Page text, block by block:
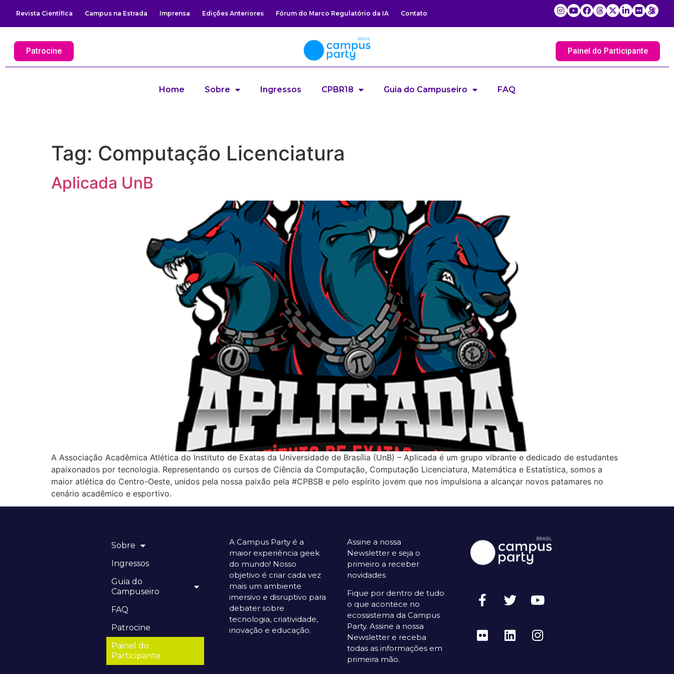
Revista Científica Campus na Estrada Imprensa Edições Anteriores Fórum do Marco Regulatório da IA Contato
Patrocine Painel do Participante
Home Sobre Ingressos CPBR18 Guia do Campuseiro FAQ
Tag: Computação Licenciatura
Aplicada UnB
A Associação Acadêmica Atlética do Instituto de Exatas da Universidade de Brasília (UnB) – Aplicada é um grupo vibrante e dedicado de estudantes
apaixonados por tecnologia. Representando os cursos de Ciência da Computação, Computação Licenciatura, Matemática e Estatística, somos a
maior atlética do Centro-Oeste, unidos pela nossa paixão pela #CPBSB e pelo espírito jovem que nos impulsiona a alcançar novos patamares no
cenário acadêmico e esportivo.
Sobre
Ingressos
Guia do
Campuseiro
FAQ
Patrocine
Painel do
Participante
A Campus Party é a
maior experiência geek
do mundo! Nosso
objetivo é criar cada vez
mais um ambiente
imersivo e disruptivo para
debater sobre
tecnologia, criatividade,
inovação e educação.
Assine a nossa
Newsletter e seja o
primeiro a receber
novidades
Fique por dentro de tudo
o que acontece no
ecossistema da Campus
Party. Assine a nossa
Newsletter e receba
todas as informações em
primeira mão.